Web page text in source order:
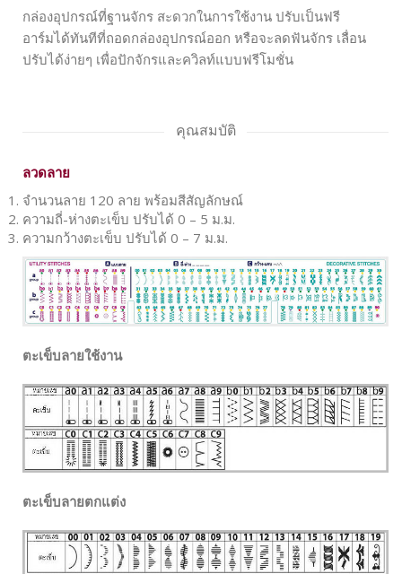
กล่องอุปกรณ์ที่ฐานจักร สะดวกในการใช้งาน ปรับเป็นฟรี
อาร์มได้ทันทีที่ถอดกล่องอุปกรณ์ออก หรือจะลดฟันจักร เลื่อน
ปรับได้ง่ายๆ เพื่อปักจักรและควิลท์แบบฟรีโมชั่น
คุณสมบัติ
ลวดลาย
จำนวนลาย 120 ลาย พร้อมสีสัญลักษณ์
ความถี่-ห่างตะเข็บ ปรับได้ 0 – 5 ม.ม.
ความกว้างตะเข็บ ปรับได้ 0 – 7 ม.ม.
ตะเข็บลายใช้งาน
ตะเข็บลายตกแต่ง